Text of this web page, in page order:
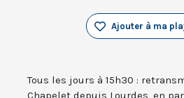
Ajouter à ma
Tous les jours à 15h30 :
Chapelet depuis Lourdes, en